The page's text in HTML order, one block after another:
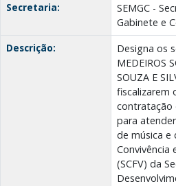
Secretaria:
SEMGC -
Gabinete e
Descrição:
Designa os
MEDEIROS
SOUZA E
fiscalizarem
contratação
para
de música e
Convivência
(SCFV) da